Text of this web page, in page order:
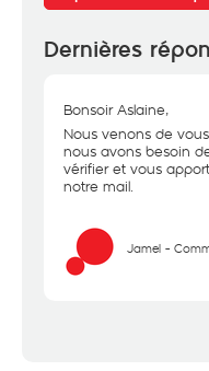
Dernières
Bonsoir Aslaine,
Nous venons de
nous avons besoin
vérifier et vous
notre mail.
Jamel -